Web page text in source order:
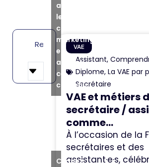
accepter
les
cookies
marketing
et
activer
ce
contenu
VAE
Assistant,
Diplome,La VAE par
Secrétaire
VAE et métiers
secrétaire /
comme...
À l’occasion de la
secrétaires et des
assistant·e·s,
Cliquez